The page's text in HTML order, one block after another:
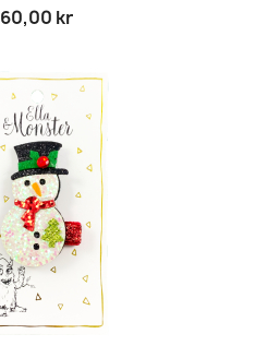
60,00 kr